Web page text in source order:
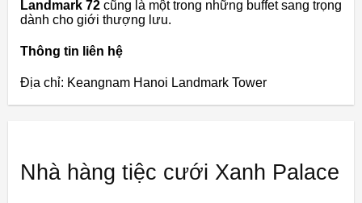
Landmark 72 cũng là một trong những buffet sang trọng
dành cho giới thượng lưu.
Thông tin liên hệ
Địa chỉ: Keangnam Hanoi Landmark Tower
Nhà hàng tiệc cưới Xanh Palace